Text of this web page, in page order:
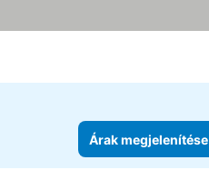
Árak megjelenítése